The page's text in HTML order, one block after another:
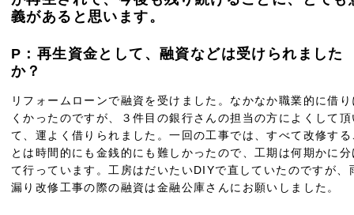
義があると思います。
P：再生資金として、融資などは受けられました
か？
リフォームローンで融資を受けました。なかなか職業的に借り
くかったのですが、３件目の銀行さんの担当の方によくして頂
て、運よく借りられました。一回の工事では、すべて改修する
とは時間的にも金銭的にも難しかったので、工期は何期かに分
て行っています。工房はだいたいDIYで直していたのですが、
漏り改修工事の際の融資は金融公庫さんにお願いしました。